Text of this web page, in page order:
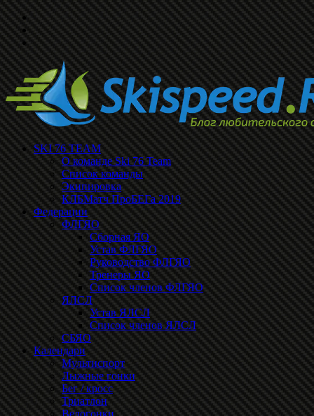
SKI 76 TEAM
О команде Ski 76 Team
Список команды
Экипировка
КЛБМатч ПроБЕГа 2019
Федерации
ФЛГЯО
Сборная ЯО
Устав ФЛГЯО
Руководство ФЛГЯО
Тренеры ЯО
Список членов ФЛГЯО
ЯЛСЛ
Устав ЯЛСЛ
Список членов ЯЛСЛ
СБЯО
Календари
Мультиспорт
Лыжные гонки
Бег / кросс
Триатлон
Велогонки